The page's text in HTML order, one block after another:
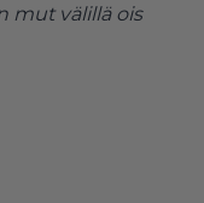
mut välillä ois